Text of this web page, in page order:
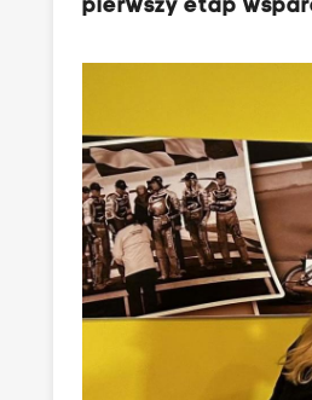
pierwszy etap